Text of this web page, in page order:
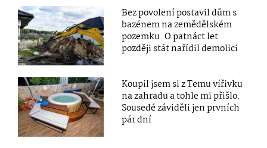
Bez povolení postavil dům s
bazénem na zemědělském
pozemku. O patnáct let
později stát nařídil demolici
Koupil jsem si z Temu vířivku
na zahradu a tohle mi přišlo.
Sousedé záviděli jen prvních
pár dní